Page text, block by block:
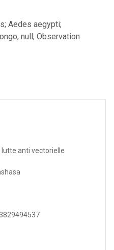
Aedes aegypti;
null; Observation
lutte anti vectorielle